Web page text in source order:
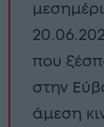
που
στην
άμεση